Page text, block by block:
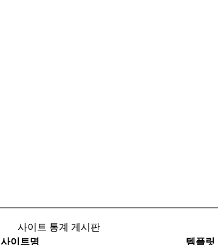
사이트 통계 게시판
사이트명 템플릿